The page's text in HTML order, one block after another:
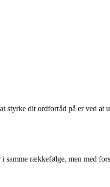
dit ordforråd på er ved at
samme rækkefølge, men med